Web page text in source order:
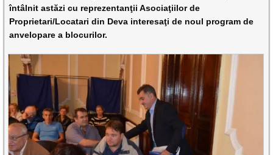
întâlnit astăzi cu reprezentanţii Asociaţiilor de
Proprietari/Locatari din Deva interesaţi de noul program de
anvelopare a blocurilor.